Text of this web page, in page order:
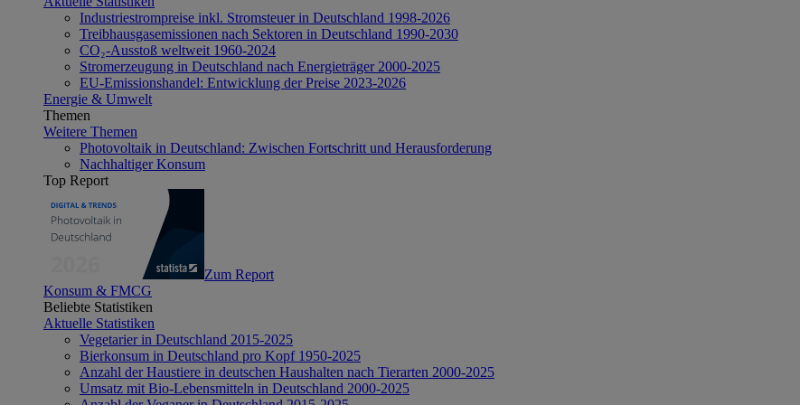
Industriestrompreise inkl. Stromsteuer in Deutschland 1998-2026
Treibhausgasemissionen nach Sektoren in Deutschland 1990-2030
CO₂-Ausstoß weltweit 1960-2024
Stromerzeugung in Deutschland nach Energieträger 2000-2025
EU-Emissionshandel: Entwicklung der Preise 2023-2026
Energie & Umwelt
Themen
Weitere Themen
Photovoltaik in Deutschland: Zwischen Fortschritt und Herausforderung
Nachhaltiger Konsum
Top Report
Zum Report
Konsum & FMCG
Beliebte Statistiken
Aktuelle Statistiken
Vegetarier in Deutschland 2015-2025
Bierkonsum in Deutschland pro Kopf 1950-2025
Anzahl der Haustiere in deutschen Haushalten nach Tierarten 2000-2025
Umsatz mit Bio-Lebensmitteln in Deutschland 2000-2025